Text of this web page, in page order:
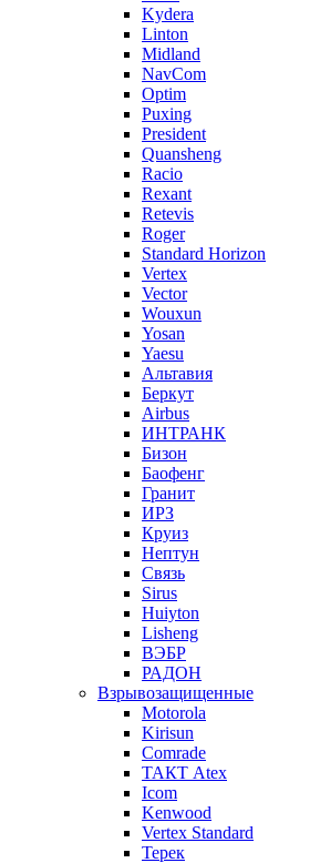
Kydera
Linton
Midland
NavCom
Optim
Puxing
President
Quansheng
Racio
Rexant
Retevis
Roger
Standard Horizon
Vertex
Vector
Wouxun
Yosan
Yaesu
Альтавия
Беркут
Airbus
ИНТРАНК
Бизон
Баофенг
Гранит
ИРЗ
Круиз
Нептун
Связь
Sirus
Huiyton
Lisheng
ВЭБР
РАДОН
Взрывозащищенные
Motorola
Kirisun
Comrade
ТАКТ Atex
Icom
Kenwood
Vertex Standard
Терек